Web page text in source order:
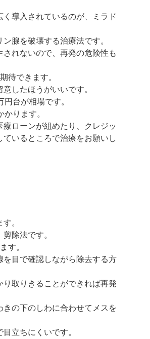
導入されているのが、ミラド
腺を破壊する治療法です。
れないので、再発の危険性も
待できます。
したほうがいいです。
台が相場です。
ります。
ローンが組めたり、クレジッ
ているところで治療をお願いし
。
除法です。
す。
目で確認しながら除去する方
取りきることができれば再発
の下のしわに合わせてメスを
立ちにくいです。